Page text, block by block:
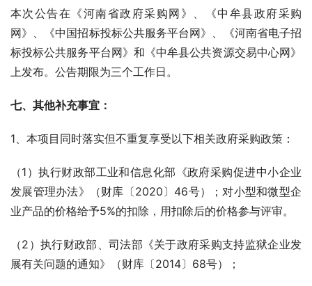
本次公告在《河南省政府采购网》、《中牟县政府采购
网》、《中国招标投标公共服务平台网》、《河南省电子招
标投标公共服务平台网》和《中牟县公共资源交易中心网》
上发布。公告期限为三个工作日。
七、 其他补充事宜：
1、本项目同时落实但不重复享受以下相关政府采购政策：
（1）执行财政部工业和信息化部《政府采购促进中小企业
发展管理办法》（财库〔2020〕46号）；对小型和微型企
业产品的价格给予5%的扣除，用扣除后的价格参与评审。
（2）执行财政部、司法部《关于政府采购支持监狱企业发
展有关问题的通知》（财库〔2014〕68号）；